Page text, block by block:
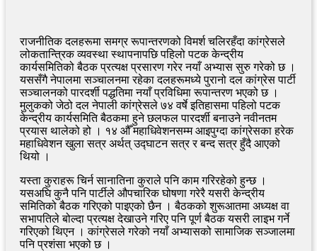
राजनीतिक दलहरूमा समग्र रूपान्तरणको विमर्श चलिरहँदा कांग्रेसले
लोकतान्त्रिक व्यवस्था स्थापनापछि पहिलो पटक केन्द्रीय
कार्यसमितिको बैठक प्रत्यक्ष प्रसारण गरेर नयाँ अभ्यास सुरु गरेको छ ।
यससँगै नेपालमा सञ्चालनमा रहेका दलहरूमध्ये पुरानो दल कांग्रेस पार्टी
सञ्चालनको पारदर्शी पद्धतिमा नयाँ प्रविधिमा रूपान्तरण भएको छ ।
मुलुकको जेठो दल नेपाली कांग्रेसले ७४ वर्षे इतिहासमा पहिलो पटक
केन्द्रीय कार्यसमिति बैठकमा हुने छलफल पारदर्शी बनाउने नवीनतम
प्रयास थालेको हो । १४ औँ महाधिवेशनसम्म आइपुग्दा कांग्रेसका हरेक
महाधिवेशन खुला सत्र अर्थत् उद्घाटन सत्र र बन्द सत्र हुँदै आएको
थियो ।
यस्ता कुराहरू चिर्न सानातिना कुराले पनि काम गरिरहेको हुन्छ ।
यसअघि कुनै पनि पार्टीले औपचारिक घोषणा गरेरै यसरी केन्द्रीय
समितिको बैठक गरिएको पाइएको छैन । बैठकको शुरूआतमा अध्यक्ष वा
सभापतिले बोल्दा प्रत्यक्ष देखाउने गरिए पनि पूर्ण बैठक यसरी लाइभ गर्ने
गरिएको थिएन । कांग्रेसले गरेको नयाँ अभ्यासको सामाजिक सञ्जालमा
पनि प्रशंसा भएको छ ।